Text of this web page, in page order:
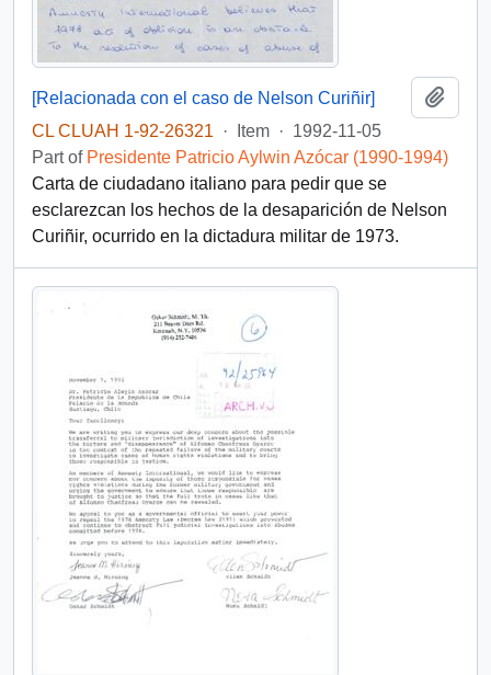
[Relacionada con el caso de Nelson Curiñir]
CL CLUAH 1-92-26321
· Item · 1992-11-05
Part of Presidente Patricio Aylwin Azócar (1990-1994)
Carta de ciudadano italiano para pedir que se
esclarezcan los hechos de la desaparición de Nelson
Curiñir, ocurrido en la dictadura militar de 1973.